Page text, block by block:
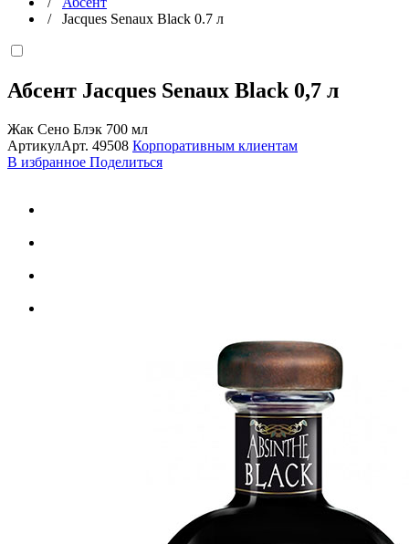
/ Jacques Senaux Black 0.7 л
Абсент Jacques Senaux Black 0,7 л
Жак Сено Блэк 700 мл
АртикулАрт. 49508 Корпоративным клиентам
В избранное Поделиться